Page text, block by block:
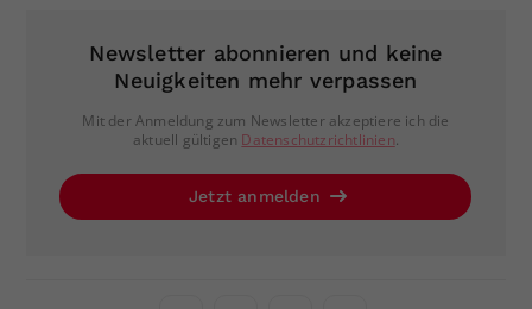
Newsletter abonnieren und keine
Neuigkeiten mehr verpassen
Mit der Anmeldung zum Newsletter akzeptiere ich die
aktuell gültigen Datenschutzrichtlinien.
Jetzt anmelden